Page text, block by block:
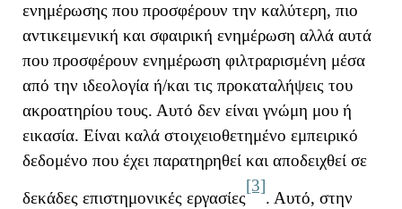
ενημέρωσης που προσφέρουν την καλύτερη, πιο
αντικειμενική και σφαιρική ενημέρωση αλλά αυτά
που προσφέρουν ενημέρωση φιλτραρισμένη μέσα
από την ιδεολογία ή/και τις προκαταλήψεις του
ακροατηρίου τους. Αυτό δεν είναι γνώμη μου ή
εικασία. Είναι καλά στοιχειοθετημένο εμπειρικό
δεδομένο που έχει παρατηρηθεί και αποδειχθεί σε
δεκάδες επιστημονικές εργασίες
[3]
. Αυτό, στην